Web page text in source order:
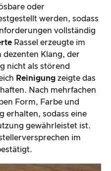
oder
werden, sodass
vollständig
Rassel erzeugte im
dezenten Klang, der
nicht als störend
Reinigung zeigte das
Nach mehrfachen
Form, Farbe und
erhalten, sodass eine
gewährleistet ist.
im